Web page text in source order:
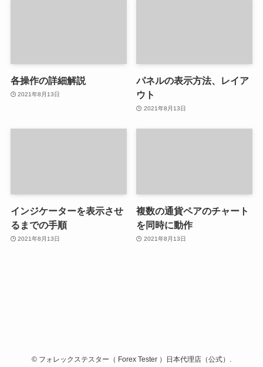
各操作の詳細解説
2021年8月13日
パネルの表示方法、レイア
ウト
2021年8月13日
インジケーターを表示させ
るまでの手順
2021年8月13日
複数の通貨ペアのチャート
を同時に動作
2021年8月13日
© フォレックステスター（ Forex Tester ）日本代理店（公式）.